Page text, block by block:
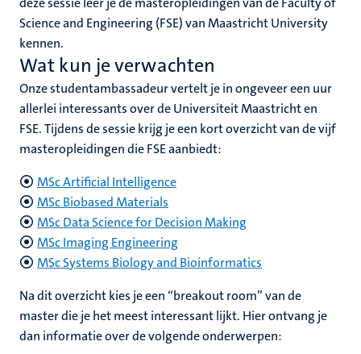
Science and Engineering (FSE) van Maastricht University
kennen.
Wat kun je verwachten
Onze studentambassadeur vertelt je in ongeveer een uur
allerlei interessants over de Universiteit Maastricht en
FSE. Tijdens de sessie krijg je een kort overzicht van de vijf
masteropleidingen die FSE aanbiedt:
MSc Artificial Intelligence
MSc Biobased Materials
MSc Data Science for Decision Making
MSc Imaging Engineering
MSc Systems Biology and Bioinformatics
Na dit overzicht kies je een “breakout room” van de
master die je het meest interessant lijkt. Hier ontvang je
dan informatie over de volgende onderwerpen: